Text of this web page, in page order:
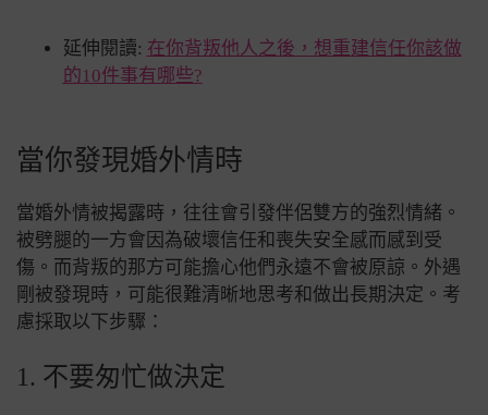
延伸閱讀: 在你背叛他人之後，想重建信任你該做
的10件事有哪些?
當你發現婚外情時
當婚外情被揭露時，往往會引發伴侶雙方的強烈情緒。
被劈腿的一方會因為破壞信任和喪失安全感而感到受
傷。而背叛的那方可能擔心他們永遠不會被原諒。外遇
剛被發現時，可能很難清晰地思考和做出長期決定。考
慮採取以下步驟：
1. 不要匆忙做決定